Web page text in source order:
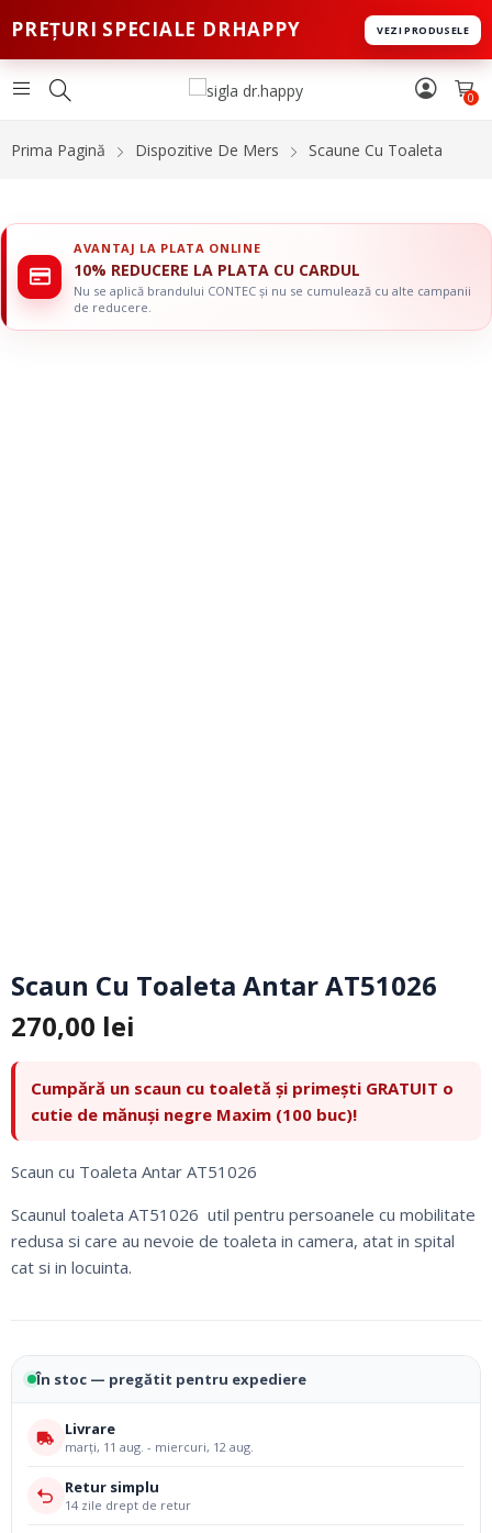
PREȚURI SPECIALE DRHAPPY VEZI PRODUSELE
0
Prima Pagină Dispozitive De Mers Scaune Cu Toaleta
AVANTAJ LA PLATA ONLINE
10% REDUCERE LA PLATA CU CARDUL
Nu se aplică brandului CONTEC și nu se cumulează cu alte campanii
de reducere.
Scaun Cu Toaleta Antar AT51026
270,00 lei
Cumpără un scaun cu toaletă și primești GRATUIT o
cutie de mănuși negre Maxim (100 buc)!
Scaun cu Toaleta Antar AT51026
Scaunul toaleta AT51026 util pentru persoanele cu mobilitate
redusa si care au nevoie de toaleta in camera, atat in spital
cat si in locuinta.
În stoc — pregătit pentru expediere
Livrare
marți, 11 aug. - miercuri, 12 aug.
Retur simplu
14 zile drept de retur